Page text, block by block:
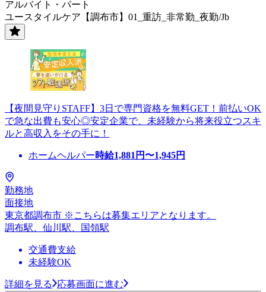
アルバイト・パート
ユースタイルケア【調布市】01_重訪_非常勤_夜勤/Jb
【夜間見守りSTAFF】3日で専門資格を無料GET！前払いOK
で急な出費も安心◎安定企業で、未経験から将来役立つスキ
ルと高収入をその手に！
ホームヘルパー時給1,881 円〜1,945円
勤務地
面接地
東京都調布市 ※こちらは募集エリアとなります。
調布駅、仙川駅、国領駅
交通費支給
未経験OK
詳細を見る 応募画面に進む